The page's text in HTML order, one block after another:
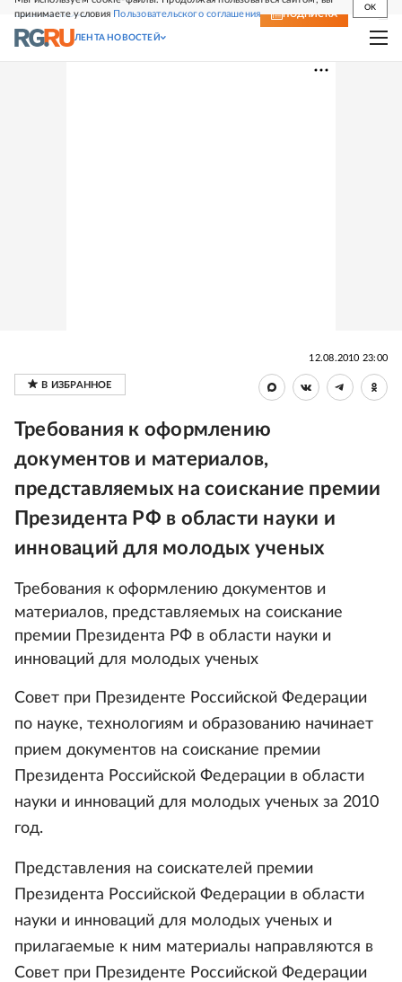
принимаете условия Пользовательского соглашения
OK
СВЕЖИЙ НОМЕР ПОДПИСКА
ЛЕНТА НОВОСТЕЙ
12.08.2010 23:00
Требования к оформлению
документов и материалов,
представляемых на соискание премии
Президента РФ в области науки и
инноваций для молодых ученых
Требования к оформлению документов и
материалов, представляемых на соискание
премии Президента РФ в области науки и
инноваций для молодых ученых
Совет при Президенте Российской Федерации
по науке, технологиям и образованию начинает
прием документов на соискание премии
Президента Российской Федерации в области
науки и инноваций для молодых ученых за 2010
год.
Представления на соискателей премии
Президента Российской Федерации в области
науки и инноваций для молодых ученых и
прилагаемые к ним материалы направляются в
Совет при Президенте Российской Федерации